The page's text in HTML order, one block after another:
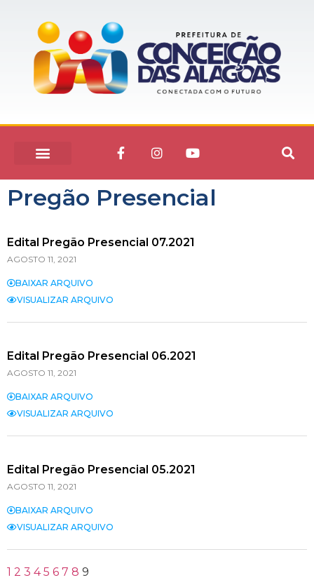
Pregão Presencial
Edital Pregão Presencial 07.2021
AGOSTO 11, 2021
BAIXAR ARQUIVO
VISUALIZAR ARQUIVO
Edital Pregão Presencial 06.2021
AGOSTO 11, 2021
BAIXAR ARQUIVO
VISUALIZAR ARQUIVO
Edital Pregão Presencial 05.2021
AGOSTO 11, 2021
BAIXAR ARQUIVO
VISUALIZAR ARQUIVO
1 2 3 4 5 6 7 8 9